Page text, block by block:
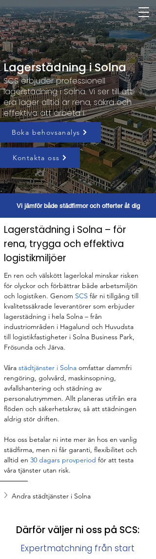
Lagerstädning i Solna
SCS erbjuder professionell
lagerstädning i Solna. Vi ser till att
era lager alltid är rena, säkra och
effektiva att arbeta i.
Boka behovsanalys
Kontakta oss
Vi jämför både städfirmor och offerter åt dig
Lagerstädning i Solna – för
rena, trygga och effektiva
logistikmiljöer
En ren och välskött lagerlokal minskar risken
för olyckor och förbättrar både arbetsmiljön
och logistiken. Genom SCS får ni tillgång till
kvalitetssäkrade leverantörer som erbjuder
lagerstädning i hela Solna – från
industriområden i Hagalund och Huvudsta
till logistikfastigheter i Solna Business Park,
Frösunda och Järva.
Våra städtjänster i Solna omfattar dammfri
rengöring, golvvård, maskinsopning,
avfallshantering och städning av
personalutrymmen. Allt planeras utifrån era
flöden och säkerhetskrav, så att städningen
aldrig stör driften.
Hos oss betalar ni inte mer än hos en vanlig
städfirma, men ni får garanti, flexibilitet och
alltid en 30 dagars provperiod för att testa
våra tjänster utan risk.
Andra städtjänster i Solna
Därför väljer ni oss på SCS:
Expertmatchning från start